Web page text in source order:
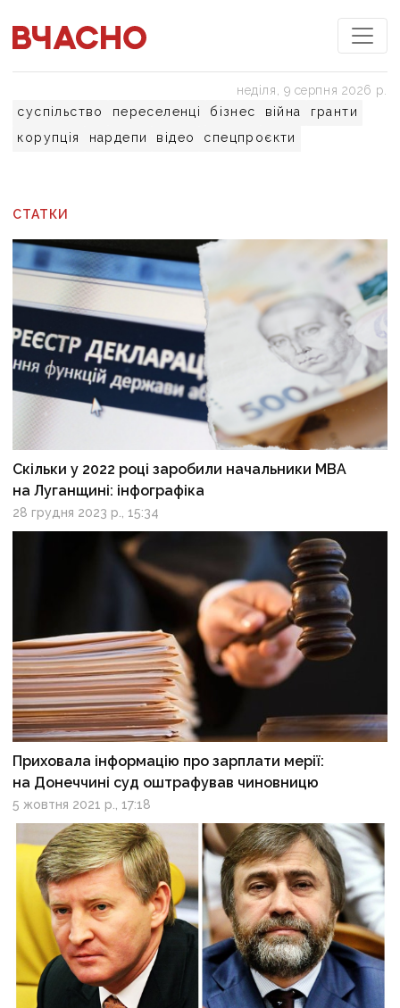
суспільство переселенці бізнес війна
гранти
корупція
нардепи відео спецпроєкти
неділя, 9 серпня 2026 р.
СТАТКИ
Скільки у 2022 році заробили начальники МВА
на Луганщині: інфографіка
28 грудня 2023 р., 15:34
Приховала інформацію про зарплати мерії:
на Донеччині суд оштрафував чиновницю
5 жовтня 2021 р., 17:18